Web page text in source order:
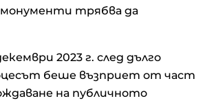
монументи трябва да
2023 г. след дълго
беше възприет от част
на публичното